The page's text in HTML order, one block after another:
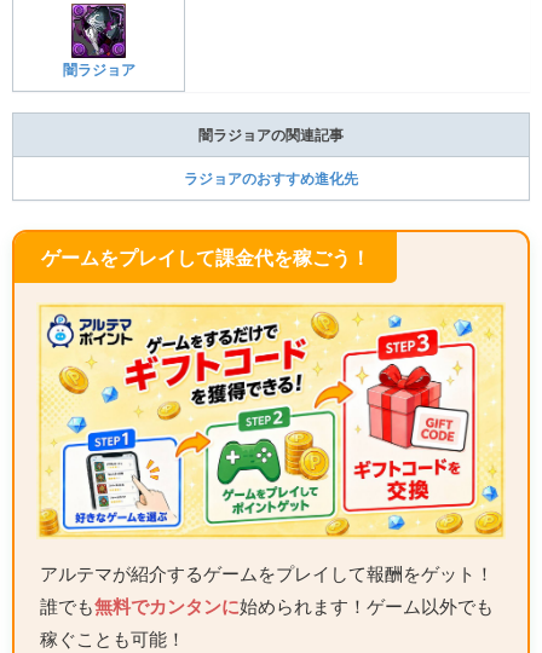
闇ラジョア
闇ラジョアの関連記事
ラジョアのおすすめ進化先
ゲームをプレイして課金代を稼ごう！
アルテマが紹介するゲームをプレイして報酬をゲット！
誰でも無料でカンタンに始められます！ゲーム以外でも
稼ぐことも可能！